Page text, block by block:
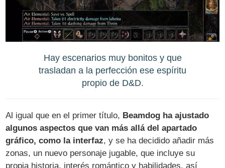
Hay escenarios muy bonitos y que
trasladan a la perfección ese espíritu
propio de D&D.
Al igual que en el primer título, Beamdog ha ajustado
algunos aspectos que van más allá del apartado
gráfico, como la interfaz, y se ha decidido añadir más
zonas, un nuevo personaje jugable, que incluye su
propia historia, interés romántico y habilidades, así